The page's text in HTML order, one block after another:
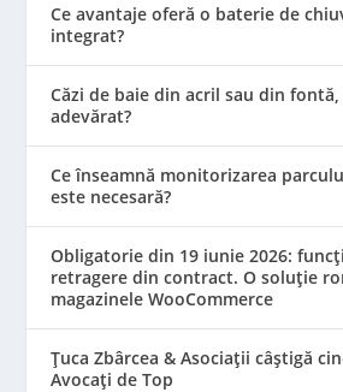
Ce avantaje oferă o baterie de
integrat?
Căzi de baie din acril sau din
adevărat?
Ce înseamnă monitorizarea
este necesară?
Obligatorie din 19 iunie 2026:
retragere din contract. O soluție
magazinele WooCommerce
Țuca Zbârcea & Asociații câștigă
Avocați de Top